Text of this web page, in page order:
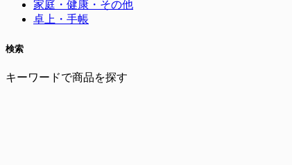
家庭・健康・その他
卓上・手帳
検索
キーワードで商品を探す